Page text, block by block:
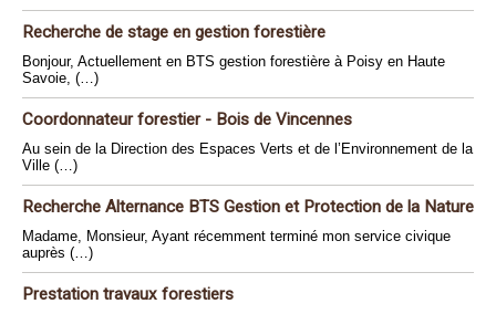
Recherche de stage en gestion forestière
Bonjour, Actuellement en BTS gestion forestière à Poisy en Haute
Savoie, (…)
Coordonnateur forestier - Bois de Vincennes
Au sein de la Direction des Espaces Verts et de l’Environnement de la
Ville (…)
Recherche Alternance BTS Gestion et Protection de la Nature
Madame, Monsieur, Ayant récemment terminé mon service civique
auprès (…)
Prestation travaux forestiers